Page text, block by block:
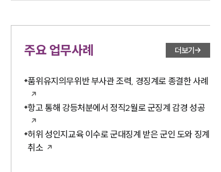
주요 업무사례 더보기
품위유지의무위반 부사관 조력, 경징계로 종결한 사례
항고 통해 강등처분에서 정직2월로 군징계 감경 성공
허위 성인지교육 이수로 군대징계 받은 군인 도와 징계
취소